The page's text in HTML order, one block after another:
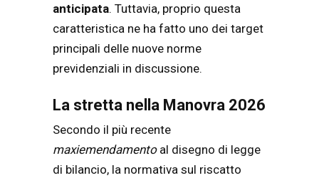
anticipata. Tuttavia, proprio questa
caratteristica ne ha fatto uno dei target
principali delle nuove norme
previdenziali in discussione.
La stretta nella Manovra 2026
Secondo il più recente
maxiemendamentoal disegno di legge
di bilancio, la normativa sul riscatto